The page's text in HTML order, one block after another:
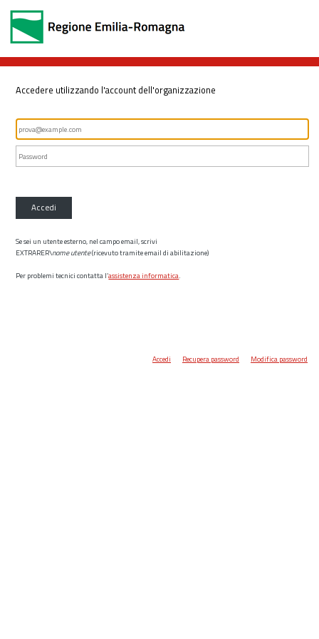
Accedere utilizzando l'account dell'organizzazione
Accedi
Se sei un utente esterno, nel campo email, scrivi
EXTRARER\nome utente(ricevuto tramite email di abilitazione)
Per problemi tecnici contatta l’assistenza informatica.
Accedi Recupera password Modifica password